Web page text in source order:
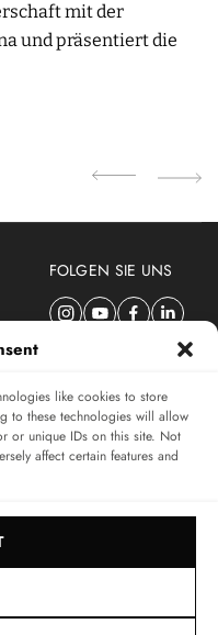
like cookies to store
to these technologies will allow
or unique IDs on this site. Not
affect certain features and
mit der
und präsentiert die
FOLGEN SIE UNS
NEWSLETTER
Connaisseurs
SUBSCRIBE